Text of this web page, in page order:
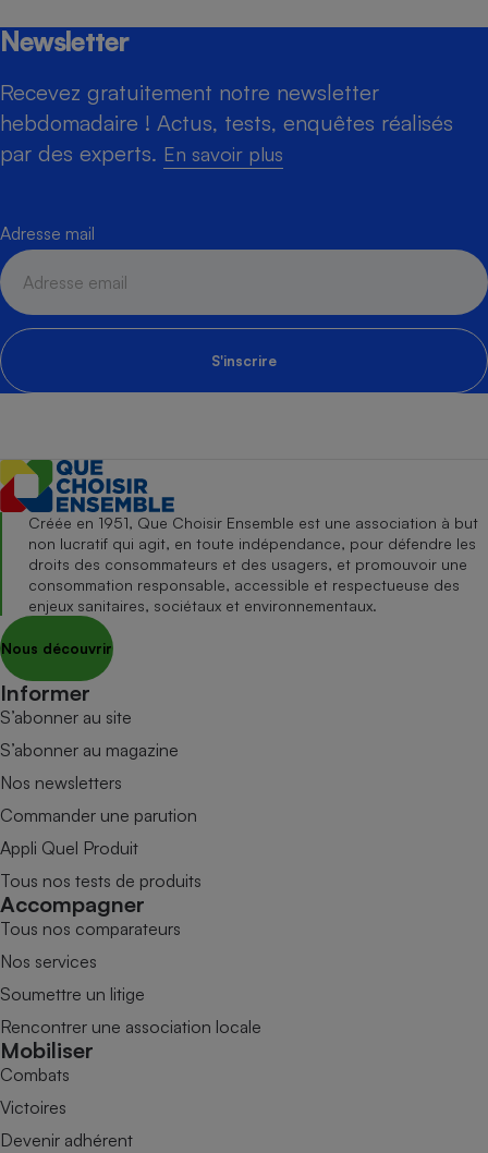
Newsletter
Recevez gratuitement notre newsletter
hebdomadaire ! Actus, tests, enquêtes réalisés
par des experts. En savoir plus
Adresse mail
S'inscrire
Créée en 1951, Que Choisir Ensemble est une association à but
non lucratif qui agit, en toute indépendance, pour défendre les
droits des consommateurs et des usagers, et promouvoir une
consommation responsable, accessible et respectueuse des
enjeux sanitaires, sociétaux et environnementaux.
Nous découvrir
Informer
S’abonner au site
S’abonner au magazine
Nos newsletters
Commander une parution
Appli Quel Produit
Tous nos tests de produits
Accompagner
Tous nos comparateurs
Nos services
Soumettre un litige
Rencontrer une association locale
Mobiliser
Combats
Victoires
Devenir adhérent